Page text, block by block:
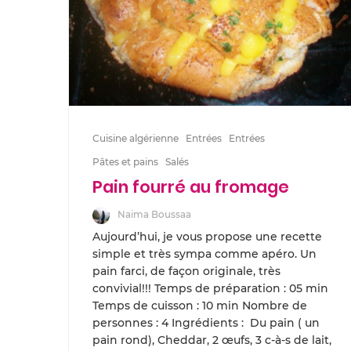
Cuisine algérienne Entrées
Entrées
Pâtes et pains Salés
Pain fourré au fromage
Naima Boussaa
Aujourd’hui, je vous propose une recette
simple et très sympa comme apéro. Un
pain farci, de façon originale, très
convivial!!! Temps de préparation : 05 min
Temps de cuisson : 10 min Nombre de
personnes : 4 Ingrédients : Du pain ( un
pain rond), Cheddar, 2 œufs, 3 c-à-s de lait,